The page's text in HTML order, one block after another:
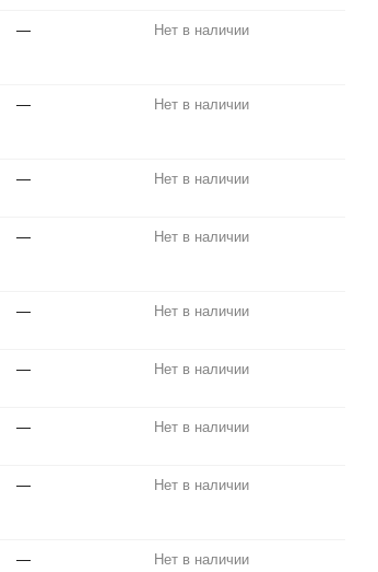
— Нет в наличии
— Нет в наличии
— Нет в наличии
— Нет в наличии
— Нет в наличии
— Нет в наличии
— Нет в наличии
— Нет в наличии
— Нет в наличии